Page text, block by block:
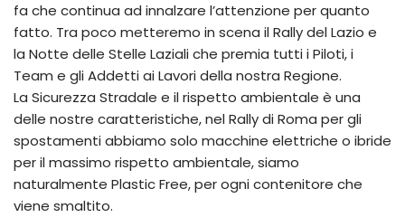
fa che continua ad innalzare l’attenzione per quanto
fatto. Tra poco metteremo in scena il Rally del Lazio e
la Notte delle Stelle Laziali che premia tutti i Piloti, i
Team e gli Addetti ai Lavori della nostra Regione.
La Sicurezza Stradale e il rispetto ambientale è una
delle nostre caratteristiche, nel Rally di Roma per gli
spostamenti abbiamo solo macchine elettriche o ibride
per il massimo rispetto ambientale, siamo
naturalmente Plastic Free, per ogni contenitore che
viene smaltito.